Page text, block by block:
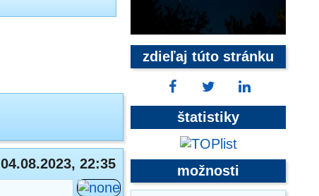
04.08.2023, 22:35
zdieľaj túto stránku
štatistiky
možnosti